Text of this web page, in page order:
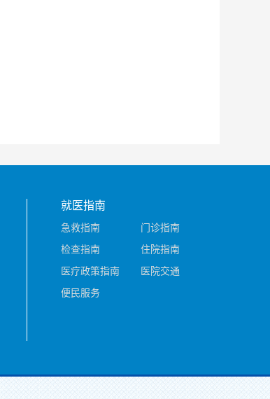
就医指南
急救指南
门诊指南
检查指南
住院指南
医疗政策指南
医院交通
便民服务